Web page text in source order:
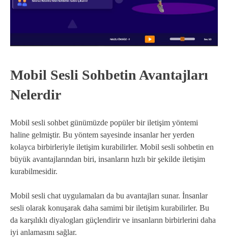
Mobil Sesli Sohbetin Avantajları
Nelerdir
Mobil sesli sohbet günümüzde popüler bir iletişim yöntemi
haline gelmiştir. Bu yöntem sayesinde insanlar her yerden
kolayca birbirleriyle iletişim kurabilirler. Mobil sesli sohbetin en
büyük avantajlarından biri, insanların hızlı bir şekilde iletişim
kurabilmesidir.
Mobil sesli chat uygulamaları da bu avantajları sunar. İnsanlar
sesli olarak konuşarak daha samimi bir iletişim kurabilirler. Bu
da karşılıklı diyalogları güçlendirir ve insanların birbirlerini daha
iyi anlamasını sağlar.